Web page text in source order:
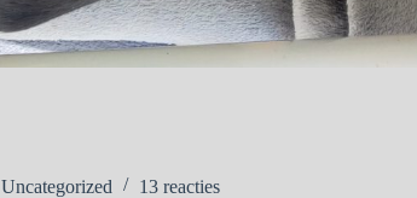
Uncategorized 13 reacties